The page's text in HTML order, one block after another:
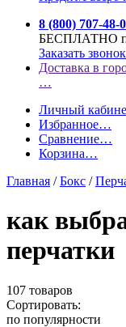
8 (800) 707-48-
БЕСПЛАТНО
Заказать звонок
Доставка в
…
Личный
Избранное…
Сравнение…
Корзина…
Главная /Бокс /
как
перчатки
107 товаров
Сортировать:
по популярности